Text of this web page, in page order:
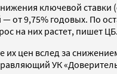
ключевой ставки
от 9,75% годовых. По
на них растет, пишет ЦБ.
цен вслед за
УК